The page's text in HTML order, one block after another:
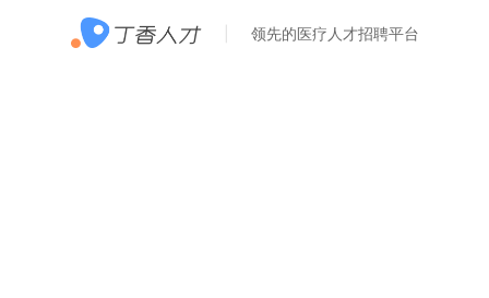
领先的医疗人才招聘平台